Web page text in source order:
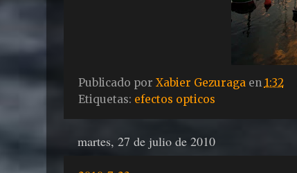
Publicado por Xabier Gezuraga en 1:32
Etiquetas: efectos opticos
martes, 27 de julio de 2010